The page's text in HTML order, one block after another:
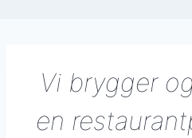
Vi brygger
en